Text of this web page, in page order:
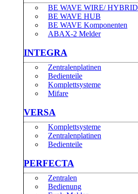
BE WAVE WIRE/ HYBRID
BE WAVE HUB
BE WAVE Komponenten
ABAX-2 Melder
INTEGRA
Zentralenplatinen
Bedienteile
Komplettsysteme
Mifare
VERSA
Komplettsysteme
Zentralenplatinen
Bedienteile
PERFECTA
Zentralen
Bedienung